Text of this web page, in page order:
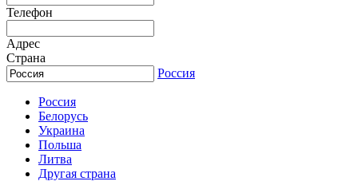
Телефон
Адрес
Страна
Россия
Россия
Белорусь
Украина
Польша
Литва
Другая страна